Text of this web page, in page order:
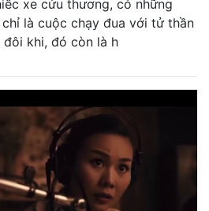
xe cứu thương, có những
là cuộc chạy đua với tử thần
khi, đó còn là h